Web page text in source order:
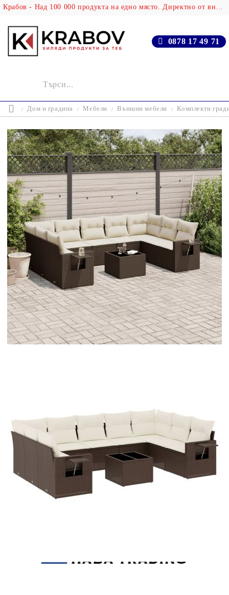
Крабов - Над 100 000 продукта на едно място. Директно от вносителя!
0878 17 49 71
Дом и градина Мебели Външни мебели Комплекти